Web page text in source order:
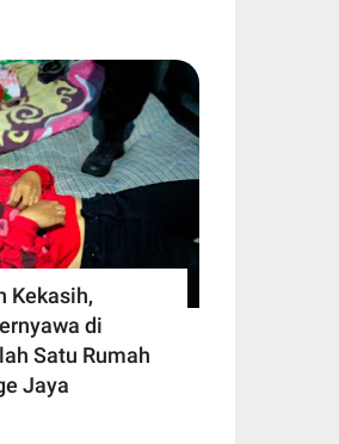
Kekasih,
di
Satu Rumah
Jaya